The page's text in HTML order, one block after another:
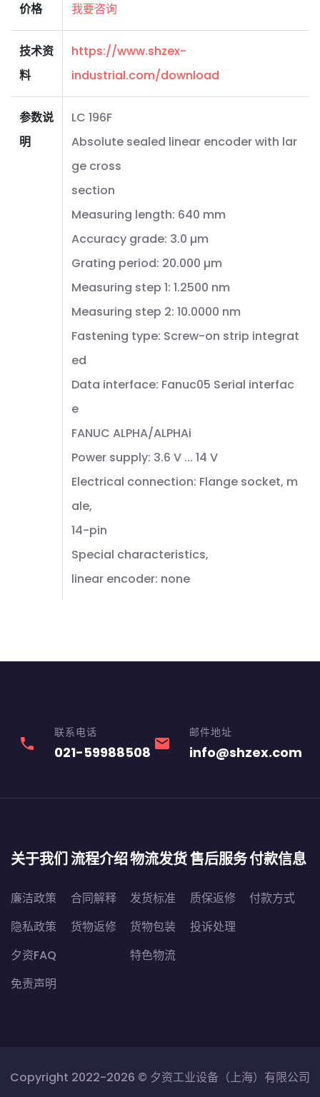
价格 我要咨询
技术资
料
https://www.shzex-
industrial.com/download
参数说
明
LC 196F
Absolute sealed linear encoder with lar
ge cross
section
Measuring length: 640 mm
Accuracy grade: 3.0 µm
Grating period: 20.000 µm
Measuring step 1: 1.2500 nm
Measuring step 2: 10.0000 nm
Fastening type: Screw-on strip integrat
ed
Data interface: Fanuc05 Serial interfac
e
FANUC ALPHA/ALPHAi
Power supply: 3.6 V ... 14 V
Electrical connection: Flange socket, m
ale,
14-pin
Special characteristics,
linear encoder: none
phone
联系电话
021-59988508 email
邮件地址
info@shzex.com
关于我们
廉洁政策
隐私政策
夕资FAQ
免责声明
流程介绍
合同解释
货物返修
物流发货
发货标准
货物包装
特色物流
售后服务
质保返修
投诉处理
付款信息
付款方式
Copyright 2022-2026 © 夕资工业设备（上海）有限公司